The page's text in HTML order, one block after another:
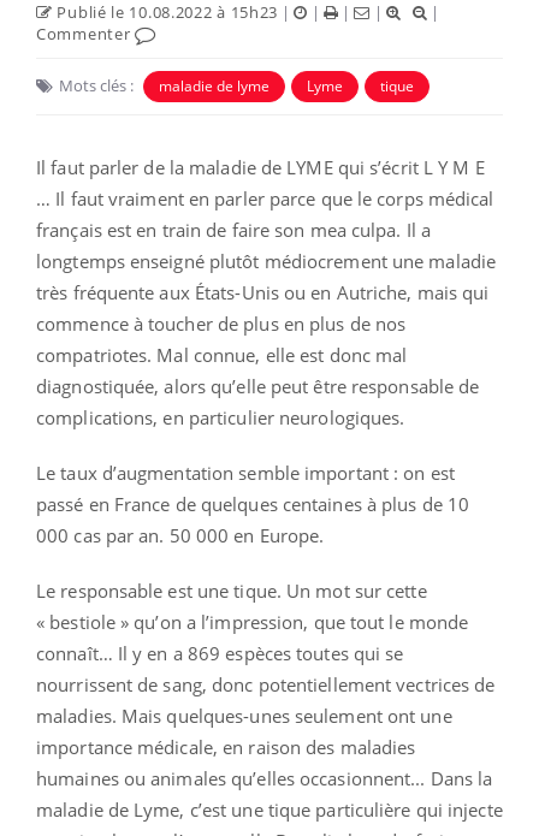
Publié le 10.08.2022 à 15h23 | | | |
|
Commenter
Mots clés : maladie de lyme Lyme tique
Il faut parler de la maladie de LYME qui s’écrit L Y M E
… Il faut vraiment en parler parce que le corps médical
français est en train de faire son mea culpa. Il a
longtemps enseigné plutôt médiocrement une maladie
très fréquente aux États-Unis ou en Autriche, mais qui
commence à toucher de plus en plus de nos
compatriotes. Mal connue, elle est donc mal
diagnostiquée, alors qu’elle peut être responsable de
complications, en particulier neurologiques.
Le taux d’augmentation semble important : on est
passé en France de quelques centaines à plus de 10
000 cas par an. 50 000 en Europe.
Le responsable est une tique. Un mot sur cette
« bestiole » qu’on a l’impression, que tout le monde
connaît… Il y en a 869 espèces toutes qui se
nourrissent de sang, donc potentiellement vectrices de
maladies. Mais quelques-unes seulement ont une
importance médicale, en raison des maladies
humaines ou animales qu’elles occasionnent... Dans la
maladie de Lyme, c’est une tique particulière qui injecte